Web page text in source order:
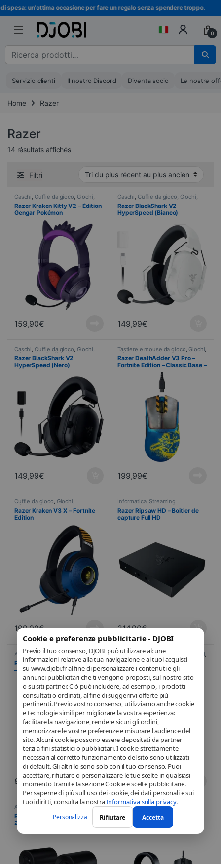
Cookie e preferenze pubblicitarie - DJOBI
Previo il tuo consenso, DJOBI può utilizzare alcune
informazioni relative alla tua navigazione e ai tuoi acquisti
su www.djobi.fr al fine di personalizzare i contenuti e gli
annunci pubblicitari che ti vengono proposti, sul nostro sito
o su siti partner. Ciò può includere, ad esempio, i prodotti
consultati o ordinati, al fine di suggerirvi offerte più
pertinenti. Previo vostro consenso, utilizziamo anche cookie
e tecnologie simili per migliorare la vostra esperienza:
facilitare la navigazione, rendere sicuri gli ordini,
memorizzare le vostre preferenze e misurare l'audience del
sito. Alcuni cookie possono essere depositati da partner
terzi a fini statistici o pubblicitari. I cookie strettamente
necessari al corretto funzionamento del sito sono utilizzati
di default. Gli altri lo sono solo con il tuo consenso. Puoi
accettare, rifiutare o personalizzare le tue scelte in qualsiasi
momento tramite la sezione Cookie e scelte pubblicitarie.
Per saperne di più sull'uso dei cookie, dei dati personali e sui
tuoi diritti, consulta la nostraInformativa sulla privacy.
Personalizza Rifiutare Accetta
Vai alla navigazione
Vai al contenuto
un'ottima occasione per fare un regalo senza spendere troppo.
0
Cerca :
Servizio clienti Il nostro Discord Diventa socio Le nostre
Home Razer
Razer
14 résultats affichésOrdinati dal più recente al più vecchio
Filtri
Caschi, Cuffie da gioco, Giochi,
Informatica, Periferiche
Razer Kraken Kitty V2 – Édition
Gengar Pokémon
159,90€
Caschi, Cuffie da gioco, Giochi,
Informatica , Periferiche
Razer BlackShark V2
HyperSpeed (Bianco)
149,99€
Caschi Cuffie da gioco Giochi
Informatica , Periferiche
Razer BlackShark V2
HyperSpeed (Nero)
149,99€
Tastiere e mouse da gioco Giochi
Informatica
Razer DeathAdder V3 Pro –
Fortnite Edition – Classic Base –
1000 Hz – Sans fil
199,99€
Cuffie da gioco, Giochi,
Informatica
Razer Kraken V3 X – Fortnite
Edition
199,99€
Informatica, Streaming
Razer Ripsaw HD – Boitier de
capture Full HD
214,90€
Accessoires PC, Informatica
Razer Base Station V2 Chroma
– Support de casque – Noir
84,99€
Tastiere e mouse da gioco Giochi,
Informatica,Periferiche,Mouse
Razer – Basilisk X Hyperspeed
– Souris Gaming sans fil – 6
boutons configurables –
Capteur optique – Noir
74,99€
Altoparlante per PC,Informatica,
Periferiche
Razer Nommo – Haut-parleurs
2.0 pour PC
Cuffie da gioco,Tastiere e mouse
da gioco Informatica
PACK – Razer Kraken – Noir +